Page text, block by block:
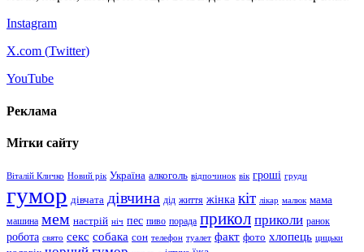
Instagram
X.com (Twitter)
YouTube
Реклама
Мітки сайту
Віталій Кличко Новий рік Україна алкоголь відпочинок вік гроші груди
гумор дівчата дівчина дід життя жінка кіт лікар малюк мама
машина мем настрій ніч пес пиво порада прикол приколи ранок
робота свято секс собака сон телефон туалет факт фото хлопець цицьки